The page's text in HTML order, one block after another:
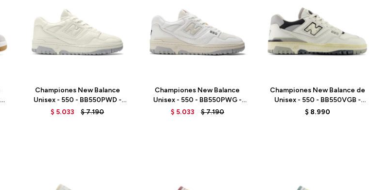
Championes New Balance
Unisex - 550 - BB550PWD -
TURTLEDOVE
$ 5.033 $7.190
Championes New Balance
Unisex - 550 - BB550PWG -
WHITE
$ 5.033 $7.190
Championes New Balance de
Unisex - 550 - BB550VGB -
SEA SALT
$ 8.990